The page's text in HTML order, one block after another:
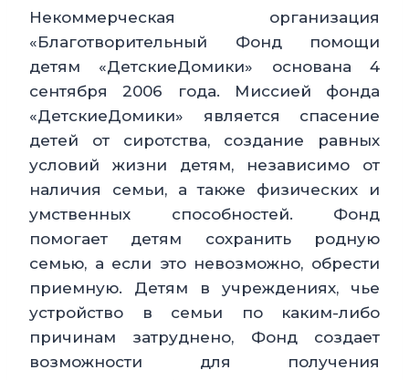
Некоммерческая организация
«Благотворительный Фонд помощи
детям «ДетскиеДомики» основана 4
сентября 2006 года. Миссией фонда
«ДетскиеДомики» является спасение
детей от сиротства, создание равных
условий жизни детям, независимо от
наличия семьи, а также физических и
умственных способностей. Фонд
помогает детям сохранить родную
семью, а если это невозможно, обрести
приемную. Детям в учреждениях, чье
устройство в семьи по каким-либо
причинам затруднено, Фонд создает
возможности для получения